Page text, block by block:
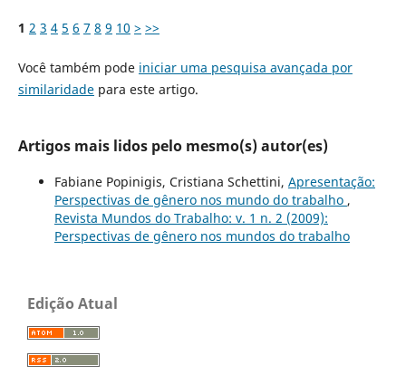
1 2 3 4 5 6 7 8 9 10 > >>
Você também pode iniciar uma pesquisa avançada por
similaridadepara este artigo.
Artigos mais lidos pelo mesmo(s) autor(es)
Fabiane Popinigis, Cristiana Schettini, Apresentação:
Perspectivas de gênero nos mundo do trabalho ,
Revista Mundos do Trabalho: v. 1 n. 2 (2009):
Perspectivas de gênero nos mundos do trabalho
Edição Atual